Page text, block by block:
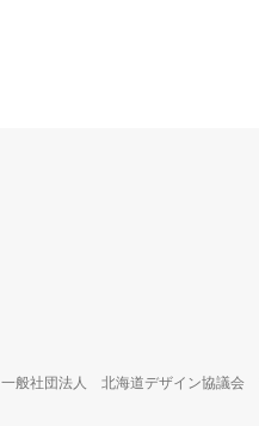
一般社団法人 北海道デザイン協議会